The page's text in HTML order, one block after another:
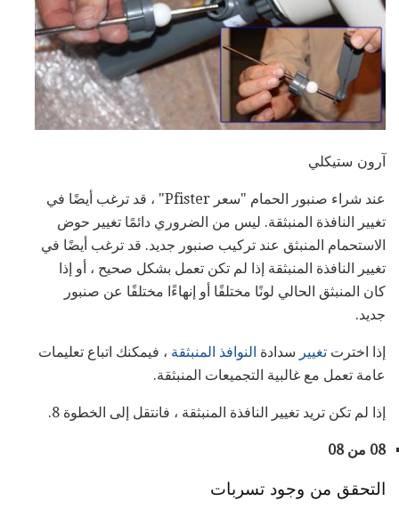
آرون ستيكلي
عند شراء صنبور الحمام "سعر Pfister" ، قد ترغب أيضًا في
تغيير النافذة المنبثقة. ليس من الضروري دائمًا تغيير حوض
الاستحمام المنبثق عند تركيب صنبور جديد. قد ترغب أيضًا في
تغيير النافذة المنبثقة إذا لم تكن تعمل بشكل صحيح ، أو إذا
كان المنبثق الحالي لونًا مختلفًا أو إنهاءًا مختلفًا عن صنبور
جديد.
إذا اخترت تغيير سدادة النوافذ المنبثقة ، فيمكنك اتباع تعليمات
عامة تعمل مع غالبية التجميعات المنبثقة.
إذا لم تكن تريد تغيير النافذة المنبثقة ، فانتقل إلى الخطوة 8.
08 من 08
التحقق من وجود تسربات